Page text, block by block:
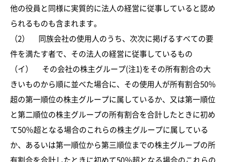
他の役員と同様に実質的に法人の経営に従事していると認め
られるものも含まれます。
（2） 同族会社の使用人のうち、次次に掲げるすべての要
件を満たす者で、その法人の経営に従事しているもの
（イ） その会社の株主グループ(注1)をその所有割合の大
きいものから順に並べた場合に、その使用人が所有割合50％
超の第一順位の株主グループに属しているか、又は第一順位
と第二順位の株主グループの所有割合を合計したときに初め
て50％超となる場合のこれらの株主グループに属している
か、あるいは第一順位から第三順位までの株主グループの所